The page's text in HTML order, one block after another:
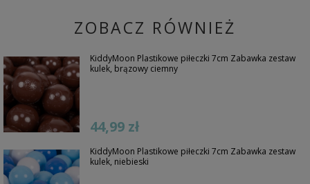
ZOBACZ RÓWNIEŻ
KiddyMoon Plastikowe piłeczki 7cm Zabawka zestaw
kulek, brązowy ciemny
44,99 zł
KiddyMoon Plastikowe piłeczki 7cm Zabawka zestaw
kulek, niebieski